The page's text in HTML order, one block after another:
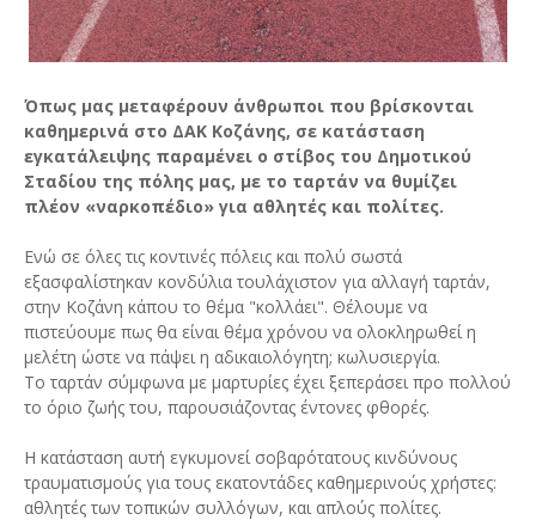
Όπως μας μεταφέρουν άνθρωποι που βρίσκονται
καθημερινά στο ΔΑΚ Κοζάνης, σε κατάσταση
εγκατάλειψης παραμένει ο στίβος του Δημοτικού
Σταδίου της πόλης μας, με το ταρτάν να θυμίζει
πλέον «ναρκοπέδιο» για αθλητές και πολίτες.
Ενώ σε όλες τις κοντινές πόλεις και πολύ σωστά
εξασφαλίστηκαν κονδύλια τουλάχιστον για αλλαγή ταρτάν,
στην Κοζάνη κάπου το θέμα "κολλάει". Θέλουμε να
πιστεύουμε πως θα είναι θέμα χρόνου να ολοκληρωθεί η
μελέτη ώστε να πάψει η αδικαιολόγητη; κωλυσιεργία.
Το ταρτάν σύμφωνα με μαρτυρίες έχει ξεπεράσει προ πολλού
το όριο ζωής του, παρουσιάζοντας έντονες φθορές.
Η κατάσταση αυτή εγκυμονεί σοβαρότατους κινδύνους
τραυματισμούς για τους εκατοντάδες καθημερινούς χρήστες:
αθλητές των τοπικών συλλόγων, και απλούς πολίτες.